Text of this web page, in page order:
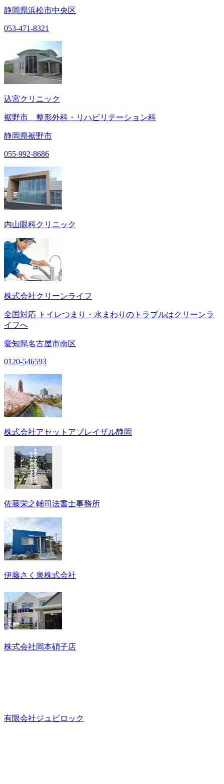
静岡県浜松市中央区
053-471-8321
込宮クリニック
裾野市 整形外科・リハビリテーション科
静岡県裾野市
055-992-8686
内山眼科クリニック
株式会社クリーンライフ
全国対応 トイレつまり・水まわりのトラブルはクリーンラ
イフへ
愛知県名古屋市南区
0120-546593
株式会社アセットアプレイザル静岡
佐藤栄之輔司法書士事務所
伊藤さく泉株式会社
株式会社岡本硝子店
有限会社ジュビロック